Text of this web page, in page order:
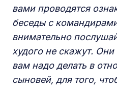
вами проводятся
беседы с
внимательно
худого не скажут. Они
вам надо делать в
сыновей, для того,